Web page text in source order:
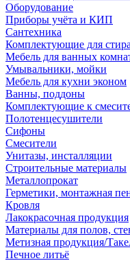
Оборудование
Приборы учёта и КИП
Сантехника
Комплектующие для
Мебель для ванных
Умывальники, мойки
Мебель для кухни эконом
Ванны, поддоны
Комплектующие к
Полотенцесушители
Сифоны
Смесители
Унитазы, инсталляции
Строительные материалы
Металлопрокат
Герметики, монтажная
Кровля
Лакокрасочная продукция
Материалы для полов,
Метизная продукция/
Печное литьё